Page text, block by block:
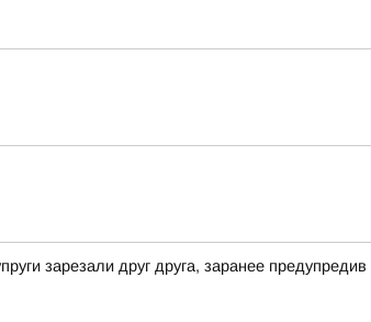
зарезали друг друга, заранее